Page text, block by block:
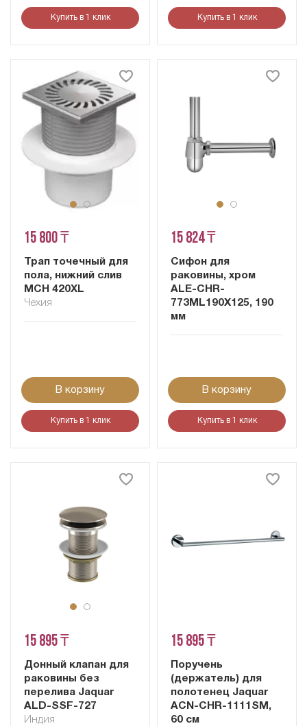
Купить в 1 клик Купить в 1 клик
15 800 ₸
Трап точечный для
пола, нижний слив
MCH 420XL
Чехия
В корзину
Купить в 1 клик
15 824 ₸
Сифон для
раковины, хром
ALE-CHR-
773ML190X125, 190
мм
В корзину
Купить в 1 клик
15 895 ₸
Донный клапан для
раковины без
перелива Jaquar
ALD-SSF-727
Индия
15 895 ₸
Поручень
(держатель) для
полотенец Jaquar
ACN-CHR-1111SM,
60 см